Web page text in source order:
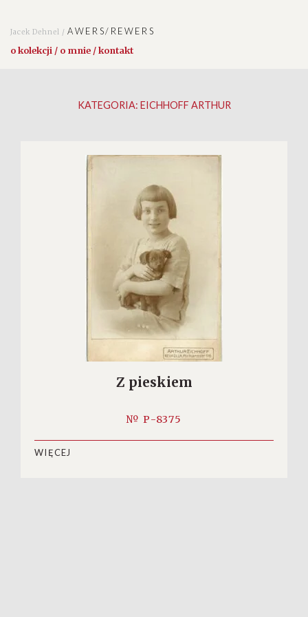
Jacek Dehnel /AWERS/REWERS
o kolekcji / o mnie / kontakt
KATEGORIA: EICHHOFF ARTHUR
Z pieskiem
№ P-8375
WIĘCEJ